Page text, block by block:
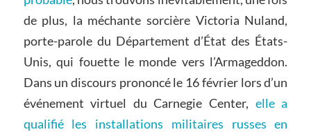
de plus, la méchante sorcière Victoria Nuland,
porte-parole du Département d’État des États-
Unis, qui fouette le monde vers l’Armageddon.
Dans un discours prononcé le 16 février lors d’un
événement virtuel du Carnegie Center, elle a
qualifié les installations militaires russes en